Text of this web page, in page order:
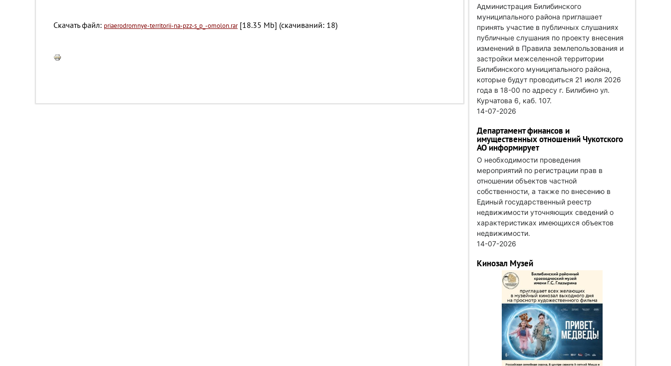
Скачать файл: priaerodromnye-territorii-na-pzz-s_p_-omolon.rar[18.35 Mb] (cкачиваний: 18)
Администрация Билибинского
муниципального района приглашает
принять участие в публичных слушаниях
публичные слушания по проекту внесения
изменений в Правила землепользования и
застройки межселенной территории
Билибинского муниципального района,
которые будут проводиться 21 июля 2026
года в 18-00 по адресу г. Билибино ул.
Курчатова 6, каб. 107.
14-07-2026
Департамент финансов и
имущественных отношений Чукотского
АО информирует
О необходимости проведения
мероприятий по регистрации прав в
отношении объектов частной
собственности, а также по внесению в
Единый государственный реестр
недвижимости уточняющих сведений о
характеристиках имеющихся объектов
недвижимости.
14-07-2026
Кинозал Музей